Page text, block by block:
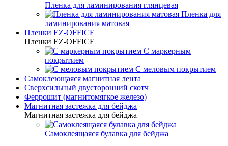
Пленка для ламинирования глянцевая
Пленка для
ламинирования матовая
Пленки EZ-OFFICE
Пленки EZ-OFFICE
С маркерным
покрытием
С меловым покрытием
Самоклеющаяся магнитная лента
Сверхсильный двусторонний скотч
Феррошит (магнитомягкое железо)
Магнитная застежка для бейджа
Магнитная застежка для бейджа
Самоклеящаяся булавка для бейджа